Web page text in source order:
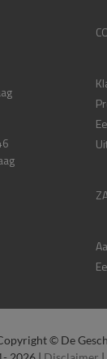
© De